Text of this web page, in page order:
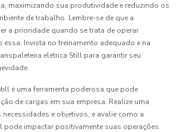
maximizando sua produtividade e reduzindo os
de trabalho. Lembre-se de que a
a prioridade quando se trata de operar
Invista no treinamento adequado e na
elétrica Still para garantir seu
é uma ferramenta poderosa que pode
de cargas em sua empresa. Realize uma
e objetivos, e avalie como a
pode impactar positivamente suas operações.